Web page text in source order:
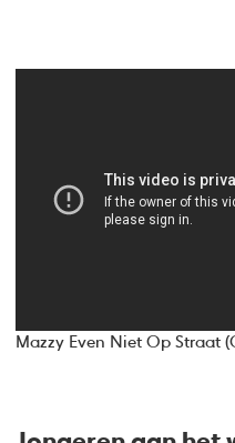
Mazzy Even Niet Op Straat